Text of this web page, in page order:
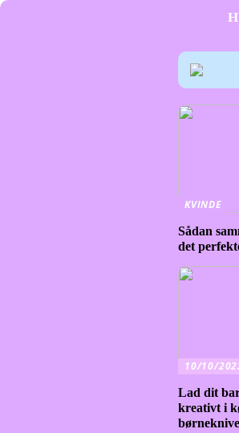
KVINDE
Sådan
det
10/10/
Lad dit
kreativt i
børneknive